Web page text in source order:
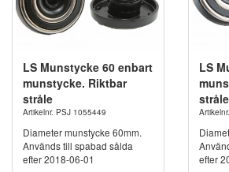
LS Munstycke 60 enbart
munstycke. Riktbar
stråle
Artikelnr. PSJ 1055449
Diameter munstycke 60mm.
Används till spabad sålda
efter 2018-06-01
LS
stråle
efter